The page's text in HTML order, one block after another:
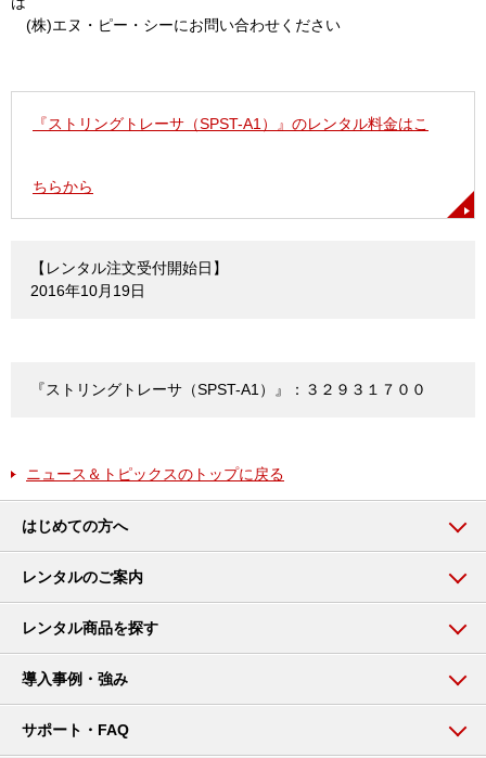
(株)エヌ・ピー・シーにお問い合わせください
『ストリングトレーサ（SPST-A1）』のレンタル料金はこ
ちらから
【レンタル注文受付開始日】
2016年10月19日
『ストリングトレーサ（SPST-A1）』：３２９３１７００
ニュース＆トピックスのトップに戻る
はじめての方へ
レンタルのご案内
レンタル商品を探す
導入事例・強み
サポート・FAQ